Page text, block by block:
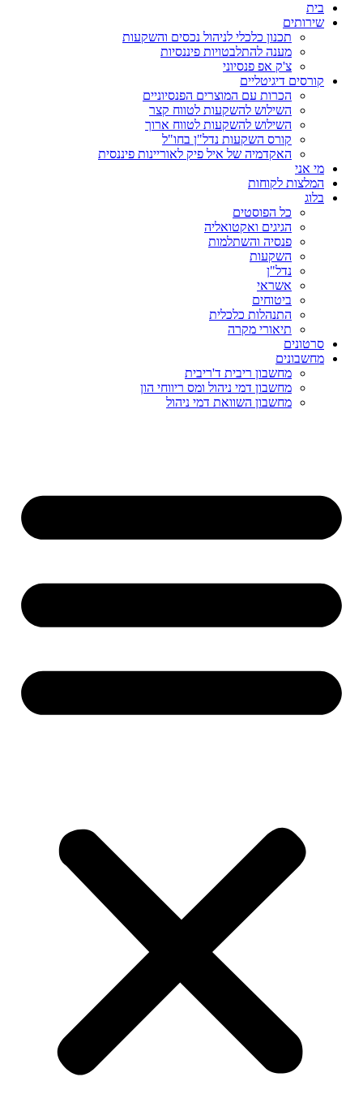
בית
שירותים
תכנון כלכלי לניהול נכסים והשקעות
מענה להתלבטויות פיננסיות
צ'ק אפ פנסיוני
קורסים דיגיטליים
הכרות עם המוצרים הפנסיוניים
השילוש להשקעות לטווח קצר
השילוש להשקעות לטווח ארוך
קורס השקעות נדל"ן בחו"ל
האקדמיה של איל פיק לאוריינות פיננסית
מי אני
המלצות לקוחות
בלוג
כל הפוסטים
הגיגים ואקטואליה
פנסיה והשתלמות
השקעות
נדל"ן
אשראי
ביטוחים
התנהלות כלכלית
תיאורי מקרה
סרטונים
מחשבונים
מחשבון ריבית ד'ריבית
מחשבון דמי ניהול ומס ריווחי הון
מחשבון השוואת דמי ניהול